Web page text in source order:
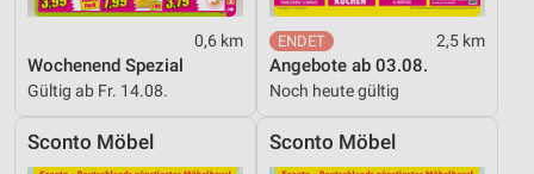
0,6 km
Wochenend Spezial
Gültig ab Fr. 14.08.
2,5 km
Angebote ab 03.08.
Noch heute gültig
Sconto Möbel Sconto Möbel